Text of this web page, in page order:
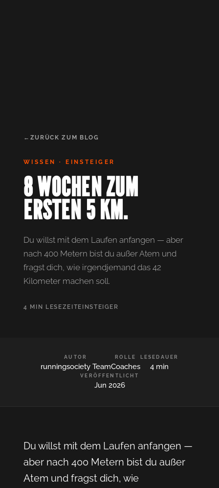
ZURÜCK ZUM BLOG
WISSEN · EINSTEIGER
8 WOCHEN ZUM
ERSTEN 5 KM.
Du willst mit dem Laufen anfangen — aber
nach 400 Metern bist du außer Atem und
fragst dich, wie irgendjemand das 42
Kilometer machen soll.
4 MIN LESEZEIT EINSTEIGER
AUTOR
runningsociety Team
ROLLE
Coaches
LESEDAUER
4 min
VERÖFFENTLICHT
Jun 2026
Du willst mit dem Laufen anfangen —
aber nach 400 Metern bist du außer
Atem und fragst dich, wie